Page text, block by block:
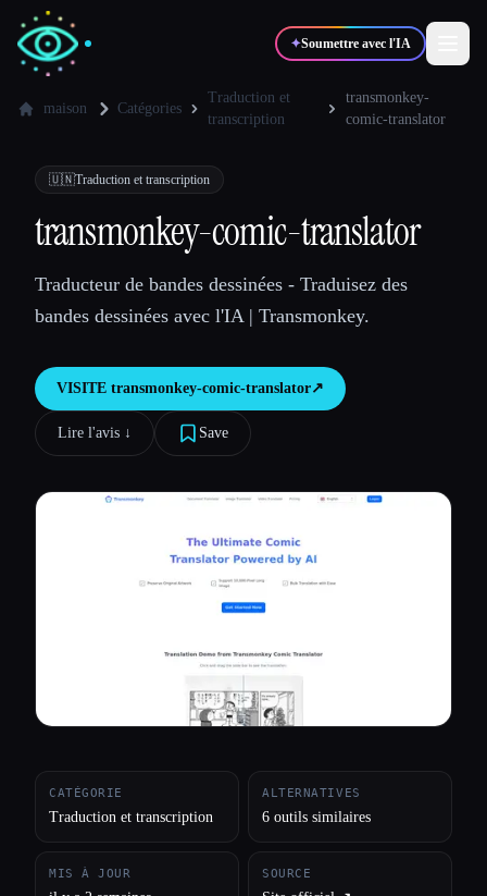
✦Soumettre avec l'IA
💻 Développeurs 📈Marketeurs
🎓Étudiants 🎬Créateurs
Blog
maison Catégories
Traduction et
transcription
transmonkey-
comic-translator
🇺🇳Traduction et transcription
transmonkey-comic-translator
Traducteur de bandes dessinées - Traduisez des
bandes dessinées avec l'IA | Transmonkey.
VISITE transmonkey-comic-translator↗︎
Lire l'avis ↓︎ Save
CATÉGORIE
Traduction et transcription
ALTERNATIVES
6 outils similaires
MIS À JOUR SOURCE